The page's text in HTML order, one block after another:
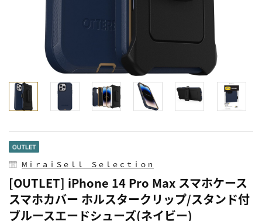
MⅰｒａｉＳｅｌｌ Ｓｅｌｅｃｔｉｏｎ
[OUTLET] iPhone 14 Pro Max スマホケース
スマホカバー ホルスタークリップ/スタンド付
ブルースエードシューズ(ネイビー)